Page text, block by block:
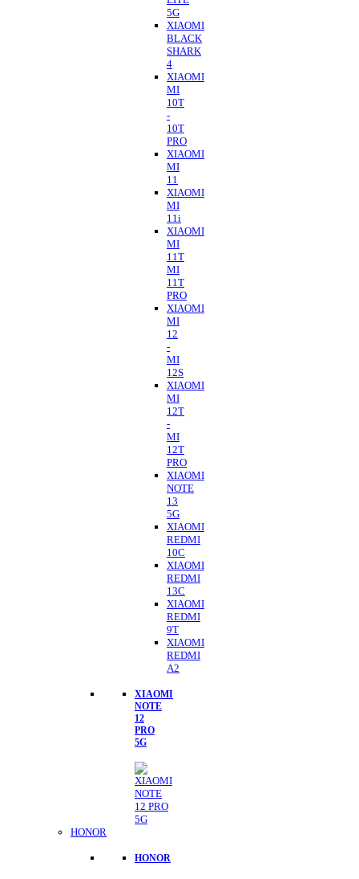
5G
XIAOMI
BLACK
SHARK
4
XIAOMI
MI
10T
-
10T
PRO
XIAOMI
MI
11
XIAOMI
MI
11i
XIAOMI
MI
11T
MI
11T
PRO
XIAOMI
MI
12
-
MI
12S
XIAOMI
MI
12T
-
MI
12T
PRO
XIAOMI
NOTE
13
5G
XIAOMI
REDMI
10C
XIAOMI
REDMI
13C
XIAOMI
REDMI
9T
XIAOMI
REDMI
A2
XIAOMI
NOTE
12
PRO
5G
HONOR
HONOR